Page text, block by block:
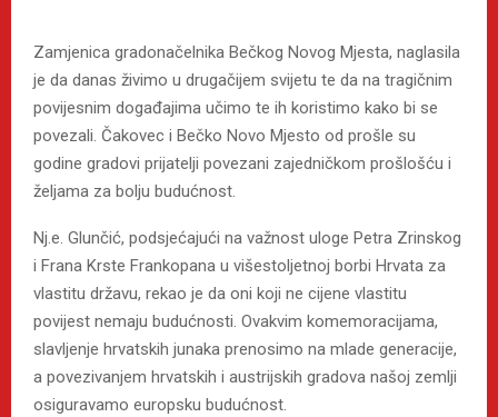
Zamjenica gradonačelnika Bečkog Novog Mjesta, naglasila
je da danas živimo u drugačijem svijetu te da na tragičnim
povijesnim događajima učimo te ih koristimo kako bi se
povezali. Čakovec i Bečko Novo Mjesto od prošle su
godine gradovi prijatelji povezani zajedničkom prošlošću i
željama za bolju budućnost.
Nj.e. Glunčić, podsjećajući na važnost uloge Petra Zrinskog
i Frana Krste Frankopana u višestoljetnoj borbi Hrvata za
vlastitu državu, rekao je da oni koji ne cijene vlastitu
povijest nemaju budućnosti. Ovakvim komemoracijama,
slavljenje hrvatskih junaka prenosimo na mlade generacije,
a povezivanjem hrvatskih i austrijskih gradova našoj zemlji
osiguravamo europsku budućnost.